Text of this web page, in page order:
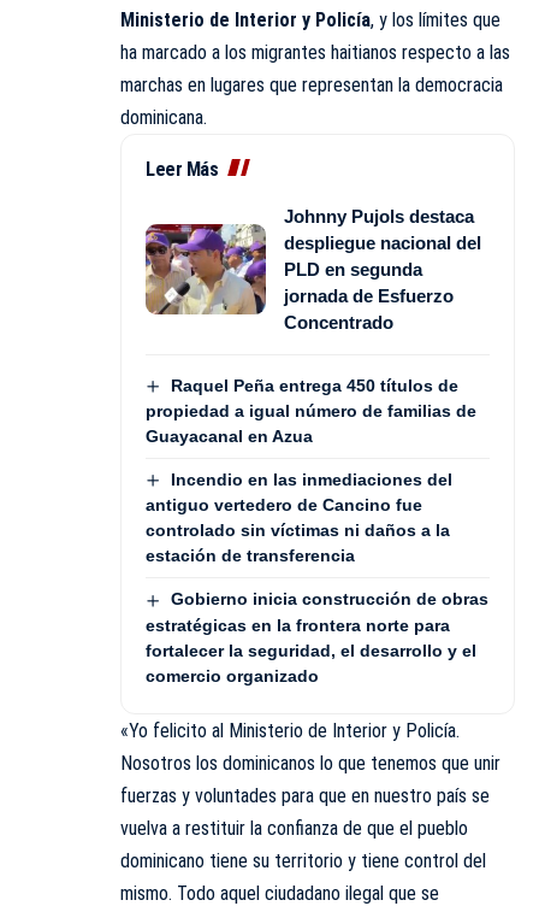
Ministerio de Interior y Policía, y los límites que
ha marcado a los migrantes haitianos respecto a las
marchas en lugares que representan la democracia
dominicana.
Leer Más
Johnny Pujols destaca
despliegue nacional del
PLD en segunda
jornada de Esfuerzo
Concentrado
Raquel Peña entrega 450 títulos de
propiedad a igual número de familias de
Guayacanal en Azua
Incendio en las inmediaciones del
antiguo vertedero de Cancino fue
controlado sin víctimas ni daños a la
estación de transferencia
Gobierno inicia construcción de obras
estratégicas en la frontera norte para
fortalecer la seguridad, el desarrollo y el
comercio organizado
«Yo felicito al Ministerio de Interior y Policía.
Nosotros los dominicanos lo que tenemos que unir
fuerzas y voluntades para que en nuestro país se
vuelva a restituir la confianza de que el pueblo
dominicano tiene su territorio y tiene control del
mismo. Todo aquel ciudadano ilegal que se